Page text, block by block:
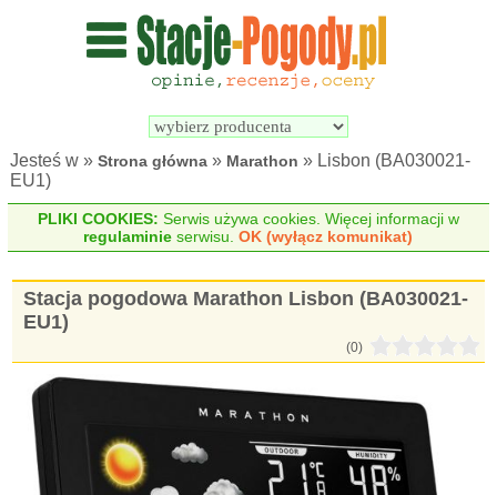
Wyszukiwarka
pogodowych
Jesteś w »Strona główna » Marathon » Lisbon (BA030021-
EU1)
PLIKI COOKIES: Serwis używa cookies. Więcej informacji w
regulaminie serwisu.OK (wyłącz komunikat)
Stacja pogodowa Marathon Lisbon (BA030021-
EU1)
(0)